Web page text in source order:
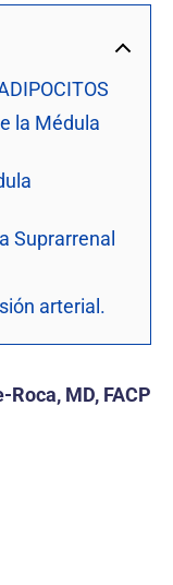
la Médula
Suprarrenal
arterial.
MD, FACP